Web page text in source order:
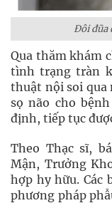
Đôi đũa
Qua thăm khám
tình trạng tràn
thuật nội soi qua
sọ não cho
định, tiếp tục
Theo Thạc sĩ,
Mận, Trưởng
hợp hy hữu. Các
phương pháp